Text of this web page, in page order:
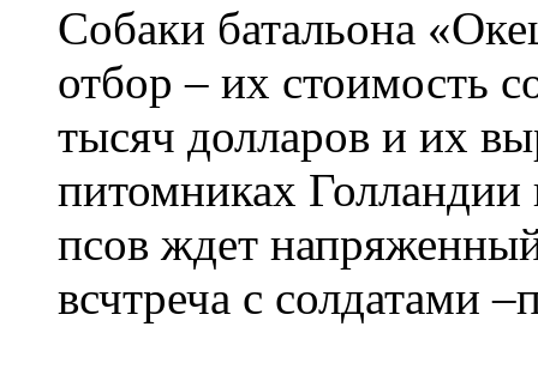
Собаки батальона
отбор – их стоимость
тысяч долларов и их
питомниках
псов ждет
всчтреча с солдатами